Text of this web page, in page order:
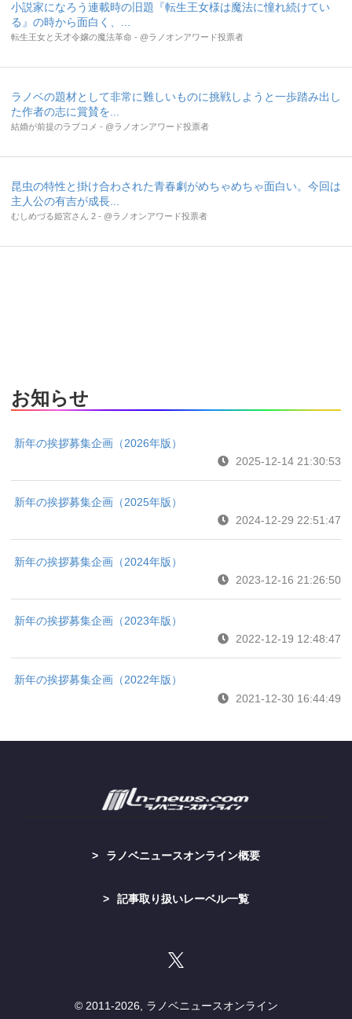
小説家になろう連載時の旧題『転生王女様は魔法に憧れ続けてい
る』の時から面白く、...
転生王女と天才令嬢の魔法革命 - @ラノオンアワード投票者
ラノベの題材として非常に難しいものに挑戦しようと一歩踏み出し
た作者の志に賞賛を...
結婚が前提のラブコメ - @ラノオンアワード投票者
昆虫の特性と掛け合わされた青春劇がめちゃめちゃ面白い。今回は
主人公の有吉が成長...
むしめづる姫宮さん 2 - @ラノオンアワード投票者
お知らせ
新年の挨拶募集企画（2026年版）
2025-12-14 21:30:53
新年の挨拶募集企画（2025年版）
2024-12-29 22:51:47
新年の挨拶募集企画（2024年版）
2023-12-16 21:26:50
新年の挨拶募集企画（2023年版）
2022-12-19 12:48:47
新年の挨拶募集企画（2022年版）
2021-12-30 16:44:49
ラノベニュースオンライン概要
記事取り扱いレーベル一覧
© 2011-2026, ラノベニュースオンライン